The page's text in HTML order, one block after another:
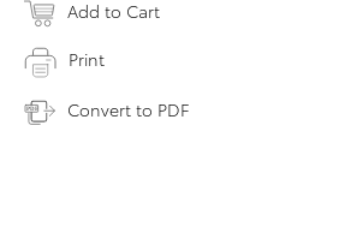
Add to Cart
Print
Convert to PDF